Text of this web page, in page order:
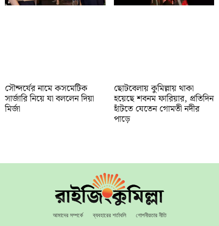
সৌন্দর্যের নামে কসমেটিক
সার্জারি নিয়ে যা বললেন দিয়া
মির্জা
ছোটবেলায় কুমিল্লায় থাকা
হয়েছে শবনম ফারিয়ার, প্রতিদিন
হাঁটতে যেতেন গোমতী নদীর
পাড়ে
আমাদের সম্পর্কে ব্যবহারের শর্তাবলি গোপনীয়তার নীতি